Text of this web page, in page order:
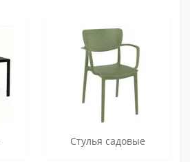
Стулья садовые